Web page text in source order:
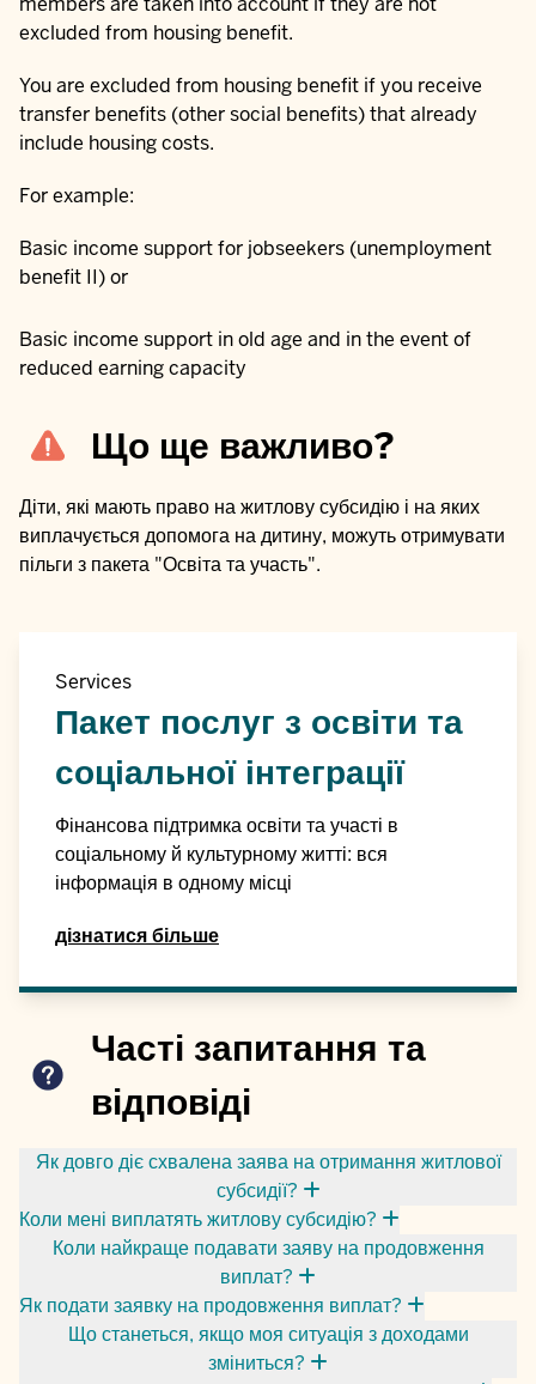
excluded from housing benefit.
You are excluded from housing benefit if you receive
transfer benefits (other social benefits) that already
include housing costs.
For example:
Basic income support for jobseekers (unemployment
benefit II) or
Basic income support in old age and in the event of
reduced earning capacity
Що ще важливо?
Діти, які мають право на житлову субсидію і на яких
виплачується допомога на дитину, можуть отримувати
пільги з пакета "Освіта та участь".
Services
Пакет послуг з освіти та
соціальної інтеграції
Фінансова підтримка освіти та участі в
соціальному й культурному житті: вся
інформація в одному місці
дізнатися більше
Часті запитання та
відповіді
Як довго діє схвалена заява на отримання житлової
субсидії?
Коли мені виплатять житлову субсидію?
Коли найкраще подавати заяву на продовження
виплат?
Як подати заявку на продовження виплат?
Що станеться, якщо моя ситуація з доходами
зміниться?